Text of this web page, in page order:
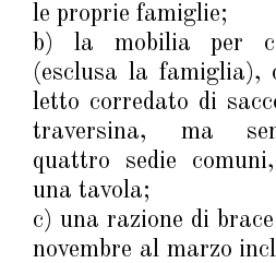
le proprie famiglie;
b) la mobilia per
(esclusa la famiglia),
letto corredato di
traversina, ma
quattro sedie
una tavola;
c) una razione di
novembre al marzo